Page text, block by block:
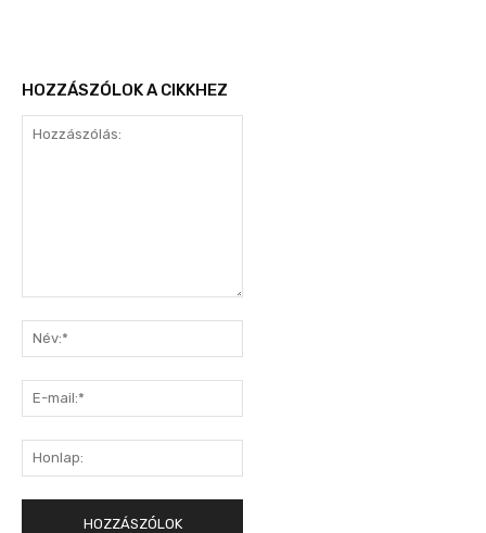
HOZZÁSZÓLOK A CIKKHEZ
mail:*